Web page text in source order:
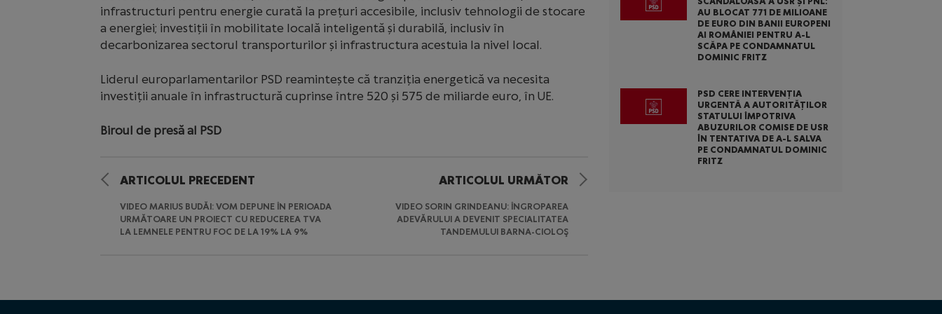
infrastructuri pentru energie curată la prețuri accesibile, inclusiv tehnologii de stocare
a energiei; investiții în mobilitate locală inteligentă și durabilă, inclusiv în
decarbonizarea sectorul transporturilor și infrastructura acestuia la nivel local.
Liderul europarlamentarilor PSD reamintește că tranziția energetică va necesita
investiții anuale în infrastructură cuprinse între 520 și 575 de miliarde euro, în UE.
Biroul de presă al PSD
ARTICOLUL PRECEDENT
VIDEO MARIUS BUDĂI: VOM DEPUNE ÎN PERIOADA
URMĂTOARE UN PROIECT CU REDUCEREA TVA
LA LEMNELE PENTRU FOC DE LA 19% LA 9%
ARTICOLUL URMĂTOR
VIDEO SORIN GRINDEANU: ÎNGROPAREA
ADEVĂRULUI A DEVENIT SPECIALITATEA
TANDEMULUI BARNA-CIOLOŞ
AU BLOCAT 771 DE MILIOANE
DE EURO DIN BANII EUROPENI
AI ROMÂNIEI PENTRU A-L
SCĂPA PE CONDAMNATUL
DOMINIC FRITZ
PSD CERE INTERVENȚIA
URGENTĂ A AUTORITĂȚILOR
STATULUI ÎMPOTRIVA
ABUZURILOR COMISE DE USR
ÎN TENTATIVA DE A-L SALVA
PE CONDAMNATUL DOMINIC
FRITZ